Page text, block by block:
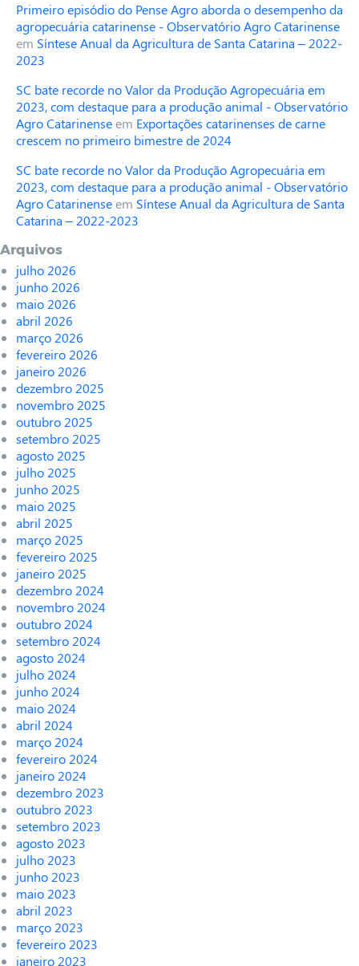
Primeiro episódio do Pense Agro aborda o desempenho da
agropecuária catarinense - Observatório Agro Catarinense
em Síntese Anual da Agricultura de Santa Catarina – 2022-
2023
SC bate recorde no Valor da Produção Agropecuária em
2023, com destaque para a produção animal - Observatório
Agro Catarinenseem Exportações catarinenses de carne
crescem no primeiro bimestre de 2024
SC bate recorde no Valor da Produção Agropecuária em
2023, com destaque para a produção animal - Observatório
Agro Catarinenseem Síntese Anual da Agricultura de Santa
Catarina – 2022-2023
Arquivos
julho 2026
junho 2026
maio 2026
abril 2026
março 2026
fevereiro 2026
janeiro 2026
dezembro 2025
novembro 2025
outubro 2025
setembro 2025
agosto 2025
julho 2025
junho 2025
maio 2025
abril 2025
março 2025
fevereiro 2025
janeiro 2025
dezembro 2024
novembro 2024
outubro 2024
setembro 2024
agosto 2024
julho 2024
junho 2024
maio 2024
abril 2024
março 2024
fevereiro 2024
janeiro 2024
dezembro 2023
outubro 2023
setembro 2023
agosto 2023
julho 2023
junho 2023
maio 2023
abril 2023
março 2023
fevereiro 2023
janeiro 2023